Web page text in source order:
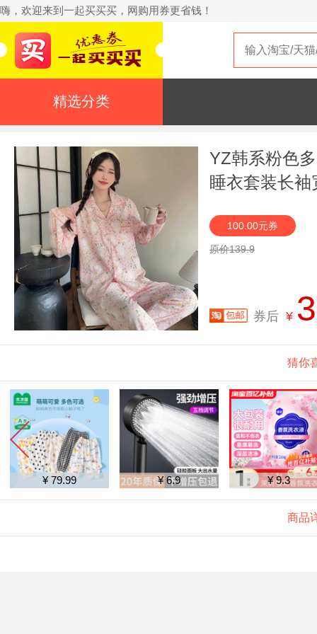
嗨，欢迎来到一起买买买，网购用券更省钱！
精选分类
YZ韩系粉色
睡衣套装长
100.00元券
原价139.9
券后 ¥
猜你
¥ 79.99 ¥ 6.9 ¥ 9.3
商品